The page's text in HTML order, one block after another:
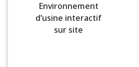
Environnement
d’usine interactif
sur site